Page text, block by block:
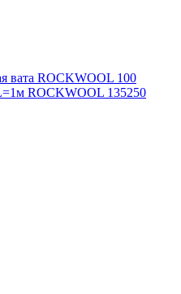
вата ROCKWOOL 100
ROCKWOOL 135250